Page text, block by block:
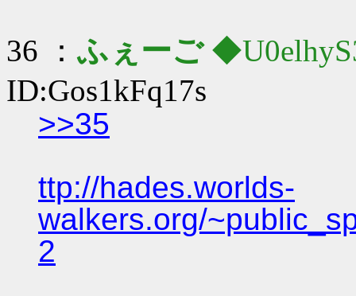
36 ：ふぇーご
ID:Gos1kFq17s
>>35
ttp://hades.worlds-
walkers.org/
2